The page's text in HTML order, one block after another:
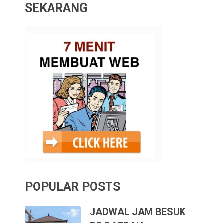
SEKARANG
POPULAR POSTS
JADWAL JAM BESUK